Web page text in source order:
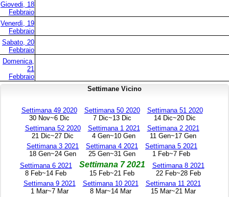
Giovedi, 18
Febbraio
Venerdì, 19
Febbraio
Sabato, 20
Febbraio
Domenica,
21
Febbraio
Settimane Vicino
Settimana 49 2020
30 Nov~6 Dic
Settimana 50 2020
7 Dic~13 Dic
Settimana 51 2020
14 Dic~20 Dic
Settimana 52 2020
21 Dic~27 Dic
Settimana 1 2021
4 Gen~10 Gen
Settimana 2 2021
11 Gen~17 Gen
Settimana 3 2021
18 Gen~24 Gen
Settimana 4 2021
25 Gen~31 Gen
Settimana 5 2021
1 Feb~7 Feb
Settimana 6 2021
8 Feb~14 Feb
Settimana 7 2021
15 Feb~21 Feb
Settimana 8 2021
22 Feb~28 Feb
Settimana 9 2021
1 Mar~7 Mar
Settimana 10 2021
8 Mar~14 Mar
Settimana 11 2021
15 Mar~21 Mar